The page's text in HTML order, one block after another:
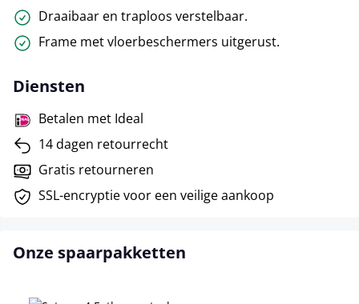
Draaibaar en traploos verstelbaar.
Frame met vloerbeschermers uitgerust.
Diensten
Betalen met Ideal
14 dagen retourrecht
Gratis retourneren
SSL-encryptie voor een veilige aankoop
Onze spaarpakketten